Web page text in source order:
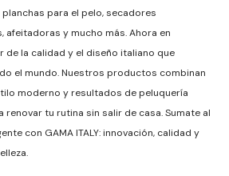
para el pelo, secadores
afeitadoras y mucho más. Ahora en
de la calidad y el diseño italiano que
el mundo. Nuestros productos combinan
moderno y resultados de peluquería
renovar tu rutina sin salir de casa. Sumate al
con GAMA ITALY: innovación, calidad y